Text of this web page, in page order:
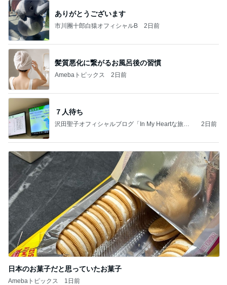
ありがとうございます
市川團十郎白猿オフィシャルB 2日前
髪質悪化に繋がるお風呂後の習慣
Amebaトピックス 2日前
７人待ち
沢田聖子オフィシャルブログ「In My Heartな旅日
2日前
日本のお菓子だと思っていたお菓子
Amebaトピックス 1日前